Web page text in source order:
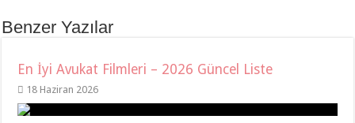
Benzer Yazılar
En İyi Avukat Filmleri – 2026 Güncel Liste
18 Haziran 2026